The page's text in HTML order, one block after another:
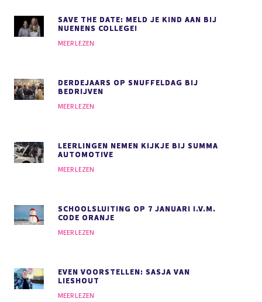
SAVE THE DATE: MELD JE KIND AAN BIJ
NUENENS COLLEGE!
MEER LEZEN
DERDEJAARS OP SNUFFELDAG BIJ
BEDRIJVEN
MEER LEZEN
LEERLINGEN NEMEN KIJKJE BIJ SUMMA
AUTOMOTIVE
MEER LEZEN
SCHOOLSLUITING OP 7 JANUARI I.V.M.
CODE ORANJE
MEER LEZEN
EVEN VOORSTELLEN: SASJA VAN
LIESHOUT
MEER LEZEN